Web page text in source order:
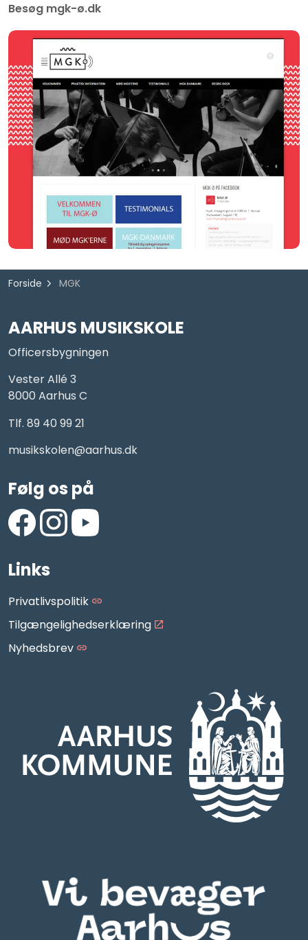
Besøg mgk-ø.dk
Forside MGK
AARHUS MUSIKSKOLE
Officersbygningen
Vester Allé 3
8000 Aarhus C
Tlf. 89 40 99 21
musikskolen@aarhus.dk
Følg os på
Links
Privatlivspolitik
Tilgængelighedserklæring
Nyhedsbrev